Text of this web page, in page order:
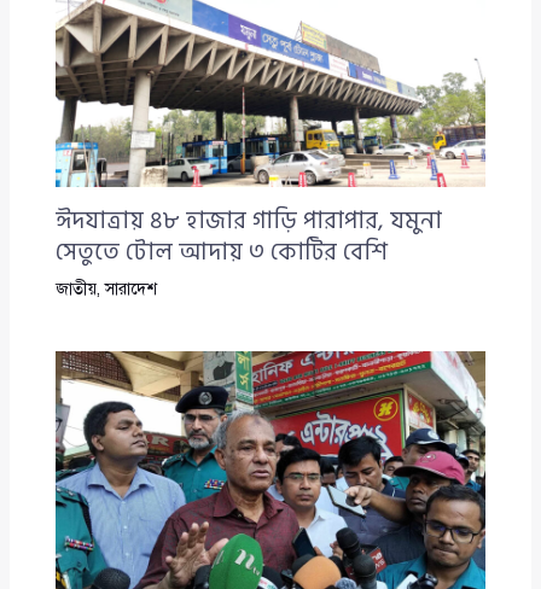
ঈদযাত্রায় ৪৮ হাজার গাড়ি পারাপার, যমুনা
সেতুতে টোল আদায় ৩ কোটির বেশি
জাতীয়,সারাদেশ